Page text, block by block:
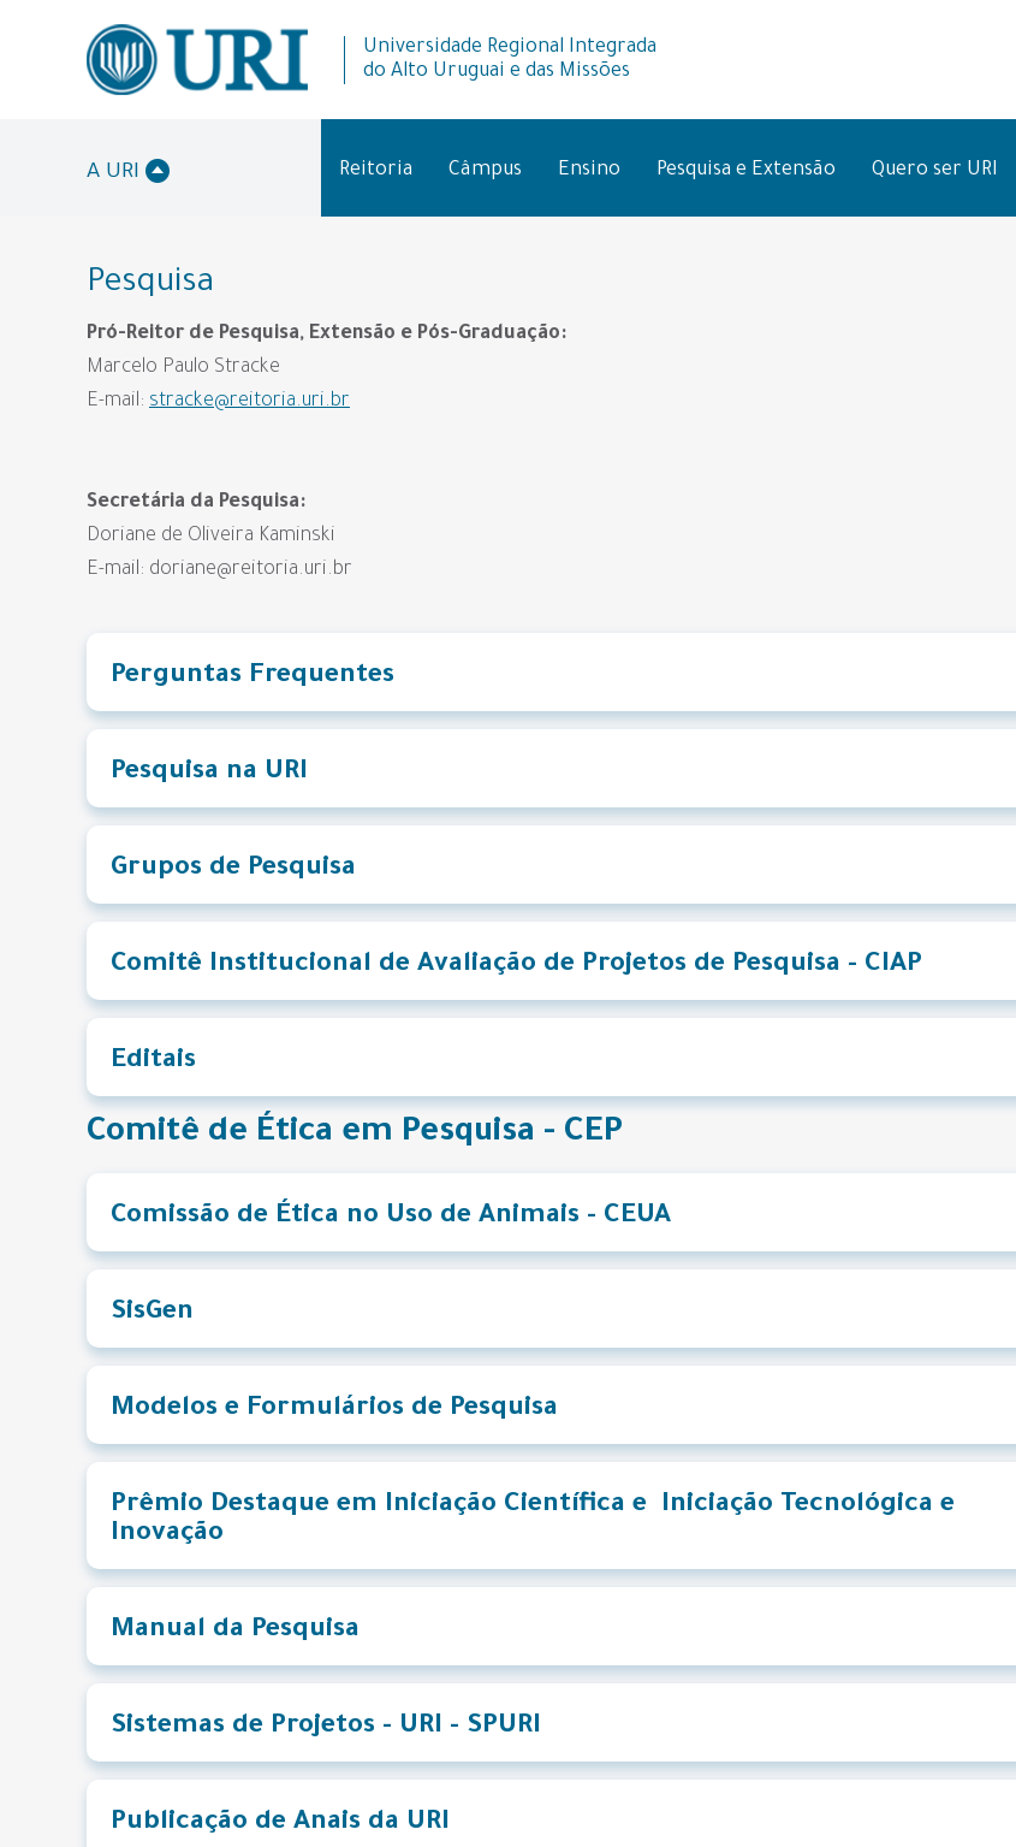
Universidade Regional Integrada
do Alto Uruguai e das Missões
A URI Reitoria Câmpus Ensino Pesquisa e Extensão Quero ser URI
Pesquisa
Pró-Reitor de Pesquisa, Extensão e Pós-Graduação:
Marcelo Paulo Stracke
E-mail: stracke@reitoria.uri.br
Secretária da Pesquisa:
Doriane de Oliveira Kaminski
E-mail: doriane@reitoria.uri.br
Perguntas Frequentes
Pesquisa na URI
Grupos de Pesquisa
Comitê Institucional de Avaliação de Projetos de Pesquisa - CIAP
Editais
Comitê de Ética em Pesquisa - CEP
Comissão de Ética no Uso de Animais - CEUA
SisGen
Modelos e Formulários de Pesquisa
Prêmio Destaque em Iniciação Científica e Iniciação Tecnológica e
Inovação
Manual da Pesquisa
Sistemas de Projetos - URI - SPURI
Publicação de Anais da URI